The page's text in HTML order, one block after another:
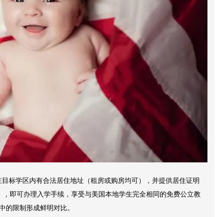
标学区内有合法居住地址（租房或购房均可），并提供居住证明
即可办理入学手续，享受与美国本地学生完全相同的免费公立教
的限制形成鲜明对比。